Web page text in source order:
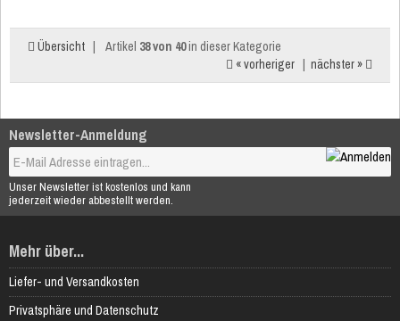
Übersicht | Artikel 38 von 40in dieser Kategorie
« vorheriger | nächster »
Newsletter-Anmeldung
Unser Newsletter ist kostenlos und kann
jederzeit wieder abbestellt werden.
Mehr über...
Liefer- und Versandkosten
Privatsphäre und Datenschutz